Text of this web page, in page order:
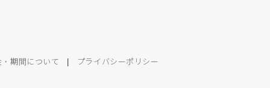
期間について プライバシーポリシー